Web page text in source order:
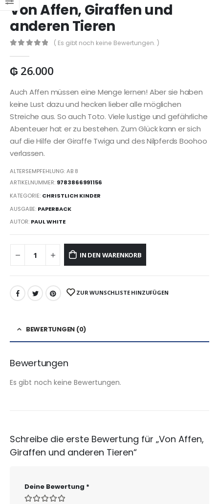
Von Affen, Giraffen und
anderen Tieren
( Es gibt noch keine Bewertungen. )
₲ 26.000
Auch Affen müssen eine Menge lernen! Aber sie haben
keine Lust dazu und hecken lieber alle möglichen
Streiche aus. So auch Toto. Viele lustige und gefährliche
Abenteuer hat er zu bestehen. Zum Glück kann er sich
auf die Hilfe der Giraffe Twiga und des Nilpferds Boohoo
verlassen.
ALTERSEMPFEHLUNG: AB 8
ARTIKELNUMMER: 9783866991156
KATEGORIE: CHRISTLICH KINDER
AUSGABE: PAPERBACK
AUTOR: PAUL WHITE
IN DEN WARENKORB
ZUR WUNSCHLISTE HINZUFÜGEN
BEWERTUNGEN (0)
Bewertungen
Es gibt noch keine Bewertungen.
Schreibe die erste Bewertung für „Von Affen,
Giraffen und anderen Tieren“
Deine Bewertung *